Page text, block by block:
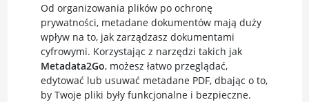
Od organizowania plików po ochronę
prywatności, metadane dokumentów mają duży
wpływ na to, jak zarządzasz dokumentami
cyfrowymi. Korzystając z narzędzi takich jak
Metadata2Go, możesz łatwo przeglądać,
edytować lub usuwać metadane PDF, dbając o to,
by Twoje pliki były funkcjonalne i bezpieczne.